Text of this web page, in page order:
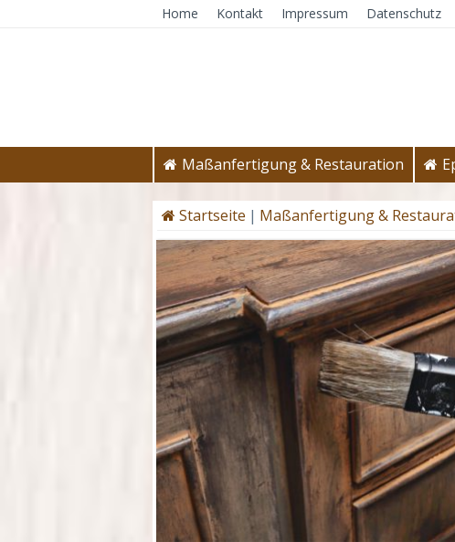
Home Kontakt Impressum Datenschutz
Maßanfertigung & Restauration
Startseite | Maßanfertigung &